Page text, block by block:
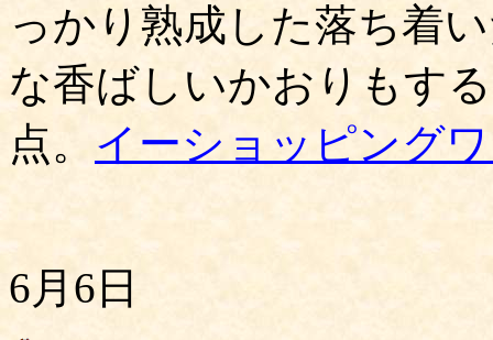
っかり熟成した落ち着
な香ばしいかおりもす
点。 イーショッピング
6月6日